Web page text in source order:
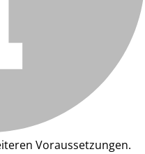
Voraussetzungen.